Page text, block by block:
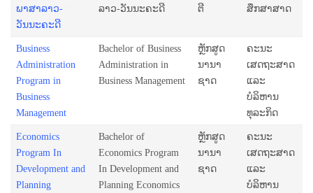
ພາສາລາວ-
ວັນນະຄະດີ
ລາວ-ວັນນະຄະດີ
ຕີ
ສຶກສາສາດ
Business
Administration
Program in
Business
Management
Bachelor of Business
Administration in
Business Management
ຫຼັກສູດ
ນານາ
ຊາດ
ຄະນະ
ເສດຖະສາດ
ແລະ
ບໍລິຫານ
ທຸລະກິດ
Economics
Program In
Development and
Planning
Bachelor of
Economics Program
In Development and
Planning Economics
ຫຼັກສູດ
ນານາ
ຊາດ
ຄະນະ
ເສດຖະສາດ
ແລະ
ບໍລິຫານ